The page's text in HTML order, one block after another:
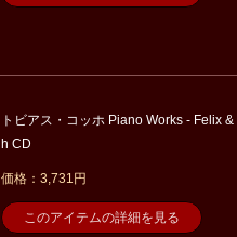
トビアス・コッホ Piano Works - Felix
h CD
価格：3,731円
このアイテムの詳細を見る